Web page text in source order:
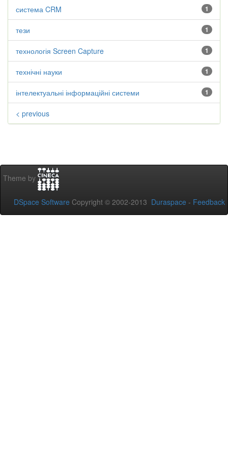
1
система CRM
1
тези
1
технологія Screen Capture
1
технічні науки
1
інтелектуальні інформаційні системи
< previous
Theme by
DSpace Software Copyright © 2002-2013 Duraspace - Feedback